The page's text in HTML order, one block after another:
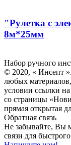
"Рулетка с
8м*25мм
Набор ручного
© 2020, « Инсепт
любых
условии ссылки
со страницы
прямая открытая
Обратная связь
Не забывайте, Вы
связи для